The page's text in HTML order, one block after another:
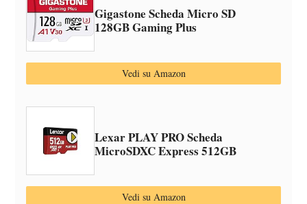
Gigastone Scheda Micro SD
128GB Gaming Plus
Vedi su Amazon
Lexar PLAY PRO Scheda
MicroSDXC Express 512GB
Vedi su Amazon